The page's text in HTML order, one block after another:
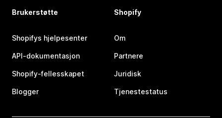
Brukerstøtte
Shopifys hjelpesenter
API-dokumentasjon
Shopify-fellesskapet
Blogger
Shopify
Om
Partnere
Juridisk
Tjenestestatus